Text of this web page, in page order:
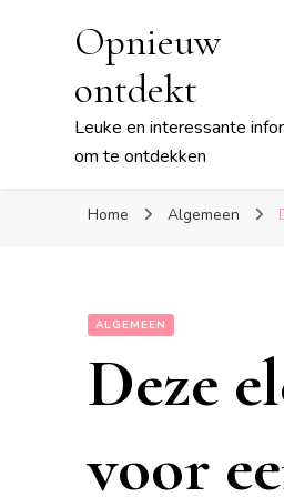
Opnieuw
ontdekt
Leuke en interessante
om te ontdekken
Home Algemeen
ALGEMEEN
Deze
voor